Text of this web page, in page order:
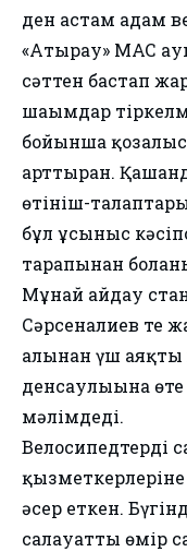
ден астам адам
«Атырау» МАС
сәттен бастап
шағымдар
бойынша
арттырған.
өтініш-
бұл ұсыныс
тарапынан
Мұнай айдау
Сәрсенғалиев те
алынған үш
денсаулығына
мәлімдеді.
Велосипедтерді
әсер еткен.
салауатты өмір